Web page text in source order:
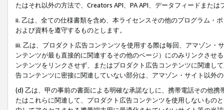
たはそれ以外の方法で、Creators API、PA API、データフィードまた
ii. 乙は、全ての仕様書類を含め、本ライセンスその他のプログラム・
および資料を遵守するものとします。
iii. 乙は、プロダクト広告コンテンツを使用する際は毎回、アマゾン
ンテンツが最も直接的に関連するその他のページ）にのみリンクさせ
ンテンツをリンクさせず、またはプロダクト広告コンテンツに関連し
告コンテンツに密接に関連していない部分は、アマゾン・サイト以外
(d) 乙は、甲の事前の書面による明確な承諾なしに、携帯電話その他
たはこれらに関連して、プロダクト広告コンテンツを使用しないもの